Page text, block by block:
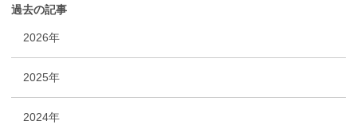
過去の記事
2026年
2025年
2024年